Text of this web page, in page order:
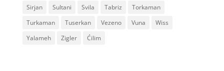
Sirjan
Sultani Svila Tabriz
Torkaman
Turkaman
Tuserkan Vezeno Vuna
Wiss
Yalameh
Zigler Ćilim